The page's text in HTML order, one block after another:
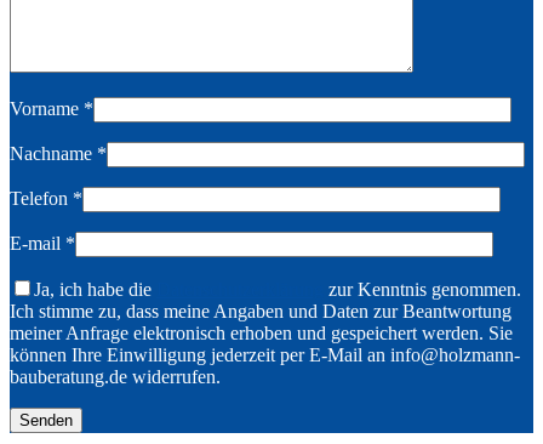
Vorname *
Nachname *
Telefon *
E-mail *
Ja, ich habe die
zur Kenntnis genommen.
Ich stimme zu, dass meine Angaben und Daten zur Beantwortung
meiner Anfrage elektronisch erhoben und gespeichert werden. Sie
können Ihre Einwilligung jederzeit per E-Mail an info@holzmann-
bauberatung.de widerrufen.